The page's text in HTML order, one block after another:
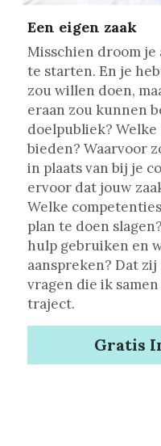
Een eigen zaak
Misschien droom je
te starten. En je
zou willen doen,
eraan zou kunnen
doelpubliek?
bieden? Waarvoor
in plaats van bij je
ervoor dat jouw
Welke
plan te doen
hulp gebruiken en
aanspreken? Dat
vragen die ik
traject.
Gratis